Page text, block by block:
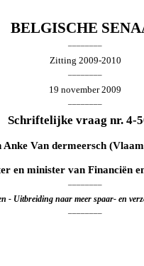
BELGISCHE
Zitting 2009-2010
19 november 2009
Schriftelijke vraag nr. 4-
Anke Van dermeersch
en minister van Financiën
- Uitbreiding naar meer spaar- en